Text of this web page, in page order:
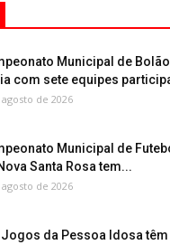
Municipal de
com sete equipes
de 2026
Municipal de
Santa Rosa tem...
de 2026
Jogos da Pessoa Idosa